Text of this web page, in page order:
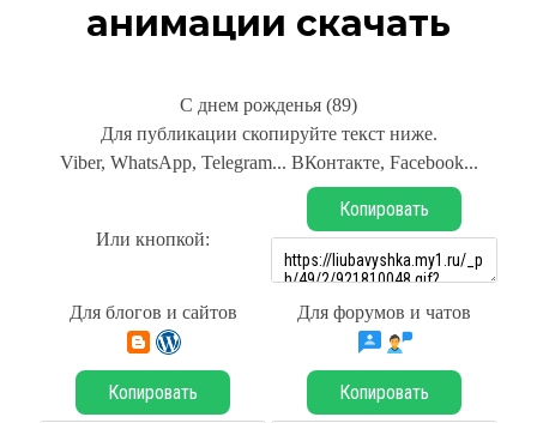
анимации скачать
С днем рожденья (89)
Для публикации скопируйте текст ниже.
Viber, WhatsApp, Telegram... ВКонтакте, Facebook...
Или кнопкой:
Копировать
Для блогов и сайтов Для форумов и чатов
Копировать Копировать